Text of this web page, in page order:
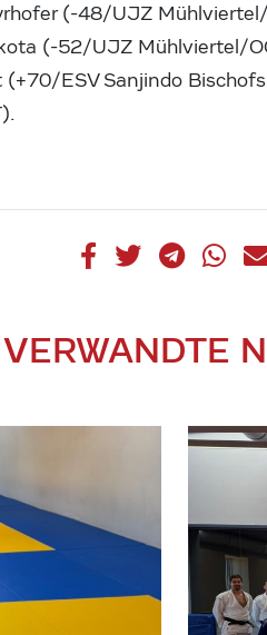
(-48/UJZ
(-52/UJZ Mühlviertel/
ESV Sanjindo
VERWANDTE